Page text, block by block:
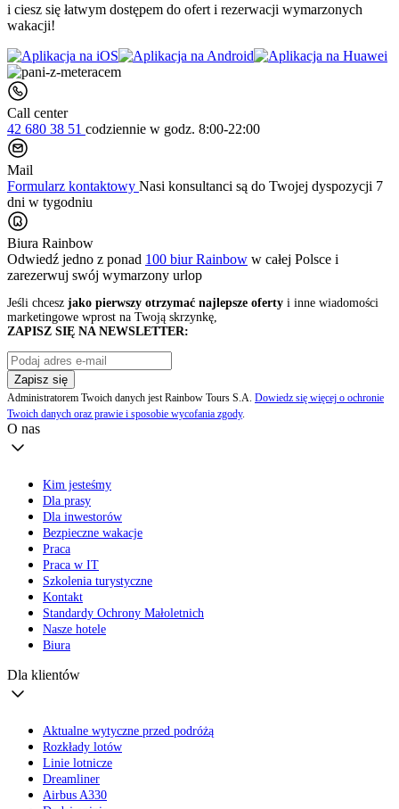
i ciesz się łatwym dostępem do ofert i rezerwacji wymarzonych
wakacji!
Call center
42 680 38 51 codziennie w godz. 8:00-22:00
Mail
Formularz kontaktowy Nasi konsultanci są do Twojej dyspozycji 7
dni w tygodniu
Biura Rainbow
Odwiedź jedno z ponad 100 biur Rainbow w całej Polsce i
zarezerwuj swój wymarzony urlop
Jeśli chcesz jako pierwszy otrzymać najlepsze oferty i inne wiadomości
marketingowe wprost na Twoją skrzynkę,
ZAPISZ SIĘ NA NEWSLETTER:
Zapisz się
Administratorem Twoich danych jest Rainbow Tours S.A. Dowiedz się więcej o ochronie
Twoich danych oraz prawie i sposobie wycofania zgody.
O nas
Kim jesteśmy
Dla prasy
Dla inwestorów
Bezpieczne wakacje
Praca
Praca w IT
Szkolenia turystyczne
Kontakt
Standardy Ochrony Małoletnich
Nasze hotele
Biura
Dla klientów
Aktualne wytyczne przed podróżą
Rozkłady lotów
Linie lotnicze
Dreamliner
Airbus A330